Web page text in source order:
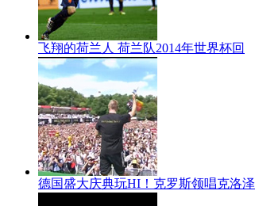
飞翔的荷兰人 荷兰队2014年世界杯回
德国盛大庆典玩HI！克罗斯领唱克洛泽